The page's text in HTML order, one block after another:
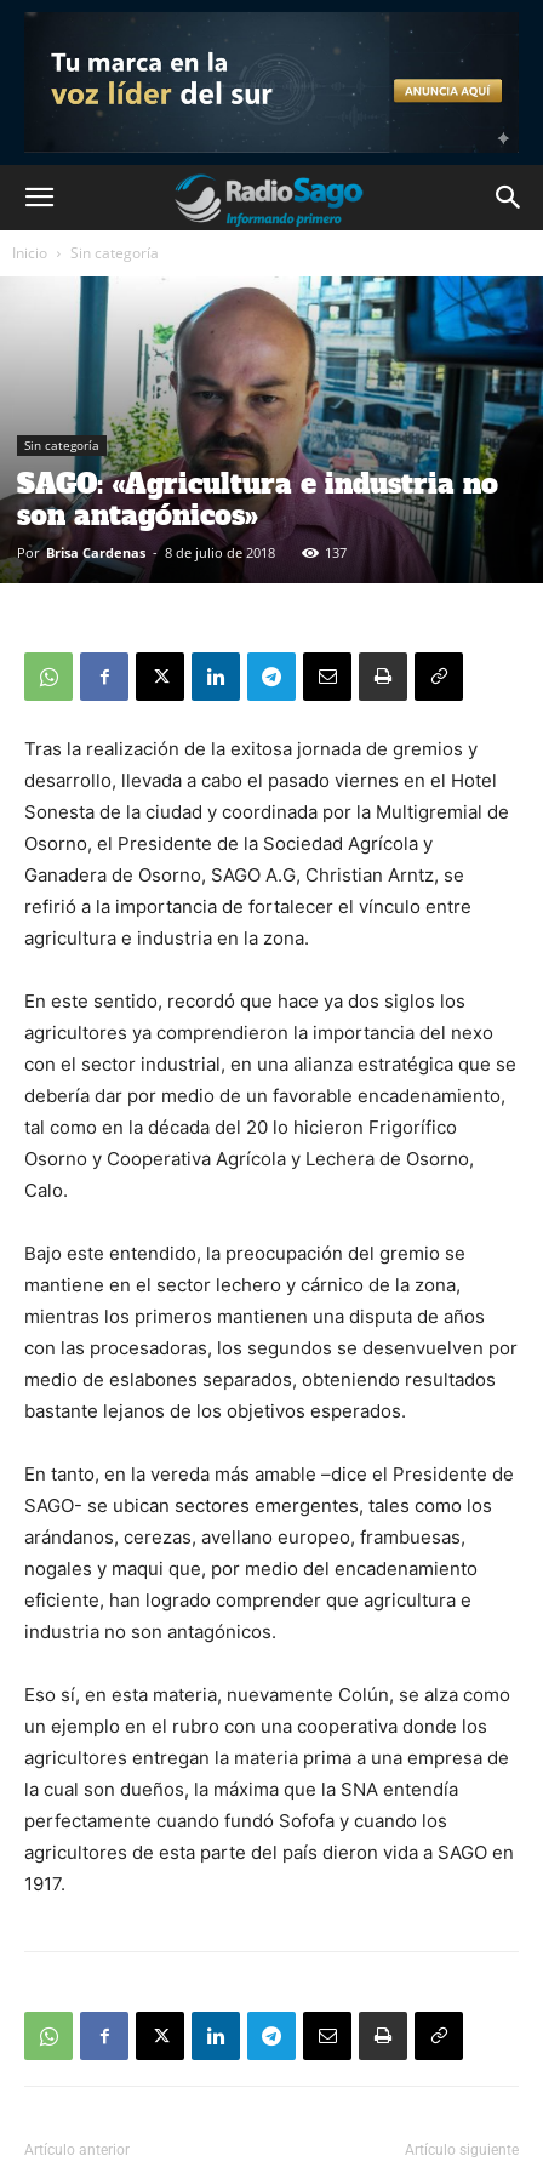
Inicio Sin categoría
Sin categoría
SAGO: «Agricultura e industria no
son antagónicos»
Por Brisa Cardenas - 8 de julio de 2018 137
Tras la realización de la exitosa jornada de gremios y
desarrollo, llevada a cabo el pasado viernes en el Hotel
Sonesta de la ciudad y coordinada por la Multigremial de
Osorno, el Presidente de la Sociedad Agrícola y
Ganadera de Osorno, SAGO A.G, Christian Arntz, se
refirió a la importancia de fortalecer el vínculo entre
agricultura e industria en la zona.
En este sentido, recordó que hace ya dos siglos los
agricultores ya comprendieron la importancia del nexo
con el sector industrial, en una alianza estratégica que se
debería dar por medio de un favorable encadenamiento,
tal como en la década del 20 lo hicieron Frigorífico
Osorno y Cooperativa Agrícola y Lechera de Osorno,
Calo.
Bajo este entendido, la preocupación del gremio se
mantiene en el sector lechero y cárnico de la zona,
mientras los primeros mantienen una disputa de años
con las procesadoras, los segundos se desenvuelven por
medio de eslabones separados, obteniendo resultados
bastante lejanos de los objetivos esperados.
En tanto, en la vereda más amable –dice el Presidente de
SAGO- se ubican sectores emergentes, tales como los
arándanos, cerezas, avellano europeo, frambuesas,
nogales y maqui que, por medio del encadenamiento
eficiente, han logrado comprender que agricultura e
industria no son antagónicos.
Eso sí, en esta materia, nuevamente Colún, se alza como
un ejemplo en el rubro con una cooperativa donde los
agricultores entregan la materia prima a una empresa de
la cual son dueños, la máxima que la SNA entendía
perfectamente cuando fundó Sofofa y cuando los
agricultores de esta parte del país dieron vida a SAGO en
1917.
Artículo anterior Artículo siguiente